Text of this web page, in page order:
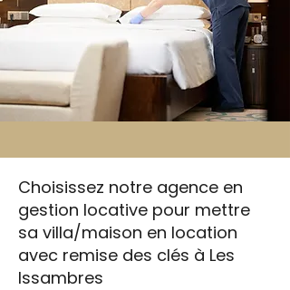
Choisissez notre agence en
gestion locative pour mettre
sa villa/maison en location
avec remise des clés à Les
Issambres